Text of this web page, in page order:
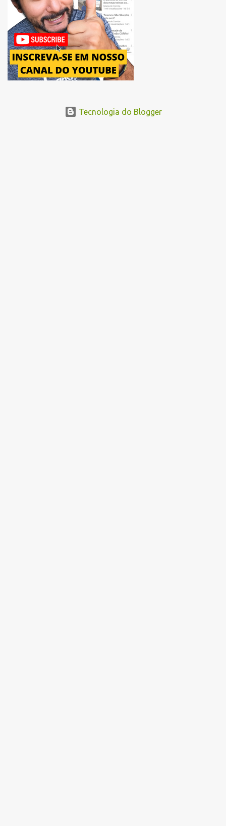
Abraão Ribeiro, passando ao lado do Memorial da América Latina,
acessando a Avenida Norma Pieruccini Giannotti, a Avenida Rudge e
...
Tecnologia do Blogger